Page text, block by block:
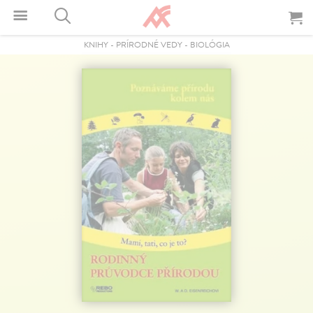
KNIHY- PRÍRODNÉ VEDY- BIOLÓGIA